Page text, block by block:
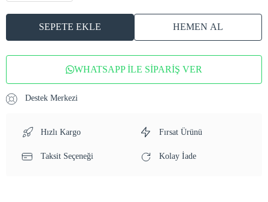
SEPETE EKLE HEMEN AL
WHATSAPP İLE SİPARİŞ VER
Destek Merkezi
Hızlı Kargo Fırsat Ürünü
Taksit Seçeneği Kolay İade